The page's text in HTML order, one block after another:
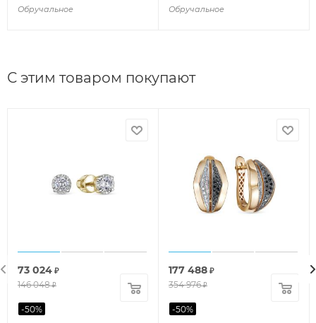
Обручальное Обручальное
С этим товаром покупают
73 024 ₽
146 048₽
-50%
177 488 ₽
354 976₽
-50%